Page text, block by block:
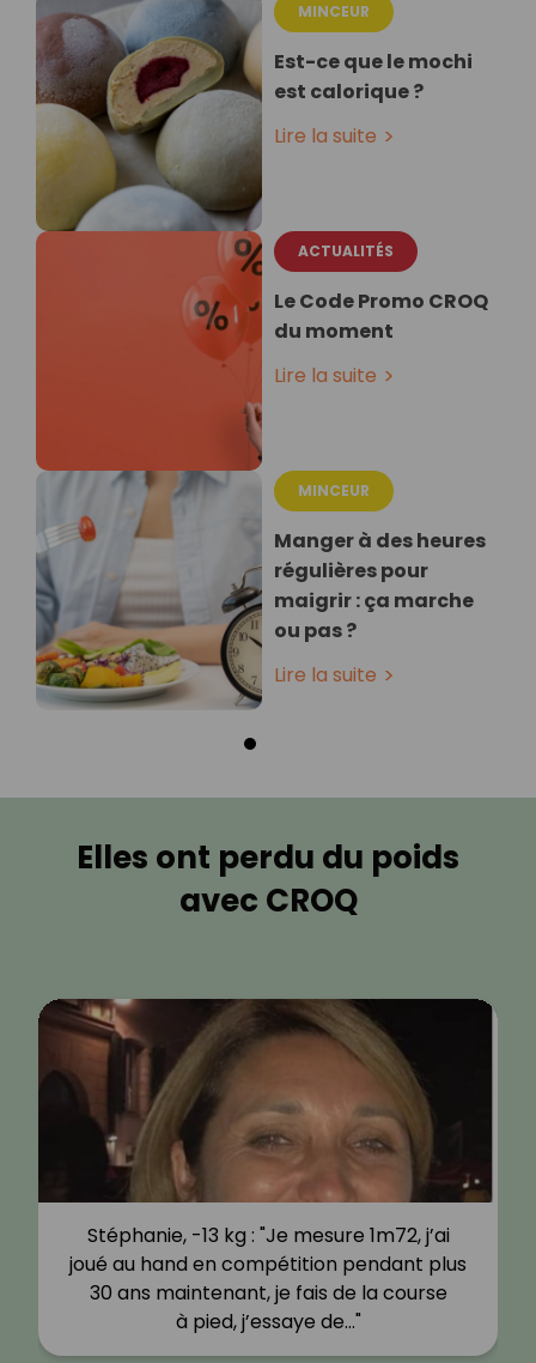
MINCEUR
Est-ce que le mochi
est calorique ?
Lire la suite
ACTUALITÉS
Le Code Promo CROQ
du moment
Lire la suite
MINCEUR
Manger à des heures
régulières pour
maigrir : ça marche
ou pas ?
Lire la suite
Elles ont perdu du poids
avec CROQ
Stéphanie, -13 kg : "Je mesure 1m72, j’ai
joué au hand en compétition pendant plus
30 ans maintenant, je fais de la course
à pied, j’essaye de…"